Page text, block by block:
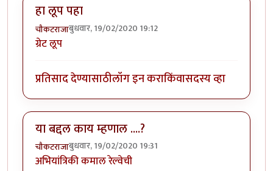
हा लूप पहा
चौकटराजाबुधवार, 19/02/2020 19:12
ग्रेट लूप
प्रतिसाद देण्यासाठीलॉग इन कराकिंवासदस्य व्हा
या बद्दल काय म्हणाल ....?
चौकटराजाबुधवार, 19/02/2020 19:31
अभियांत्रिकी कमाल रेल्वेची